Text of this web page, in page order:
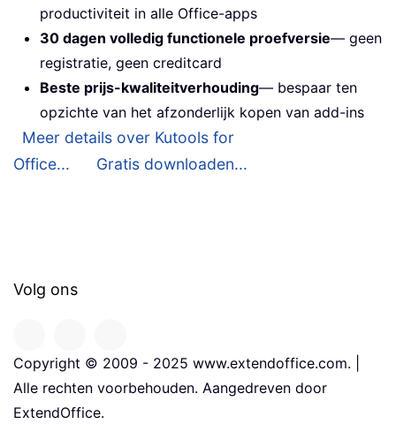
productiviteit in alle Office-apps
30 dagen volledig functionele proefversie— geen
registratie, geen creditcard
Beste prijs-kwaliteitverhouding— bespaar ten
opzichte van het afzonderlijk kopen van add-ins
Meer details over Kutools for
Office...
Gratis downloaden...
Volg ons
Copyright © 2009 - 2025 www.extendoffice.com. |
Alle rechten voorbehouden. Aangedreven door
ExtendOffice.